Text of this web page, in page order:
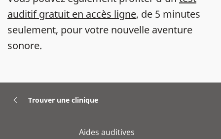
auditif gratuit en accès ligne, de 5 minutes
seulement, pour votre nouvelle aventure
sonore.
Trouver une clinique
Aides auditives